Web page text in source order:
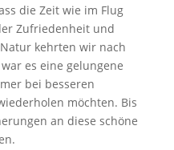
die Zeit wie im Flug
Zufriedenheit und
kehrten wir nach
es eine gelungene
bei besseren
möchten. Bis
an diese schöne